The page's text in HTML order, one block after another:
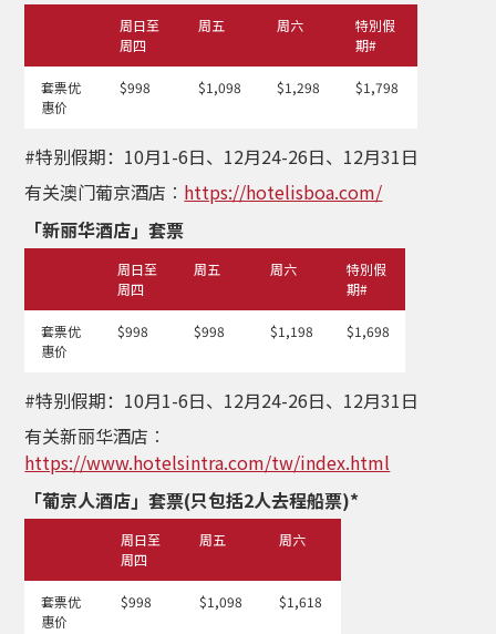
周日至
周四
周五 周六
特別假
期#
套票优
惠价
$998 $1,098 $1,298 $1,798
#特别假期：10月1-6日、12月24-26日、12月31日
有关澳门葡京酒店︰ https://hotelisboa.com/
「新丽华酒店」套票
周日至
周四
周五 周六
特別假
期#
套票优
惠价
$998 $998 $1,198 $1,698
#特别假期：10月1-6日、12月24-26日、12月31日
有关新丽华酒店︰
https://www.hotelsintra.com/tw/index.html
「葡京人酒店」套票(只包括2人去程船票)*
周日至
周四
周五 周六
套票优
惠价
$998 $1,098 $1,618